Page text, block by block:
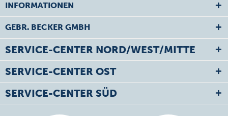
INFORMATIONEN
GEBR. BECKER GMBH
SERVICE-CENTER NORD/WEST/MITTE
SERVICE-CENTER OST
SERVICE-CENTER SÜD